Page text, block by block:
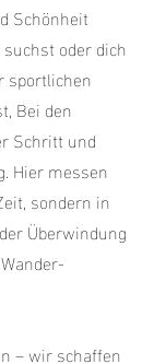
Schönheit
oder dich
sportlichen
Bei den
Schritt und
Hier messen
sondern in
Überwindung
– wir schaffen